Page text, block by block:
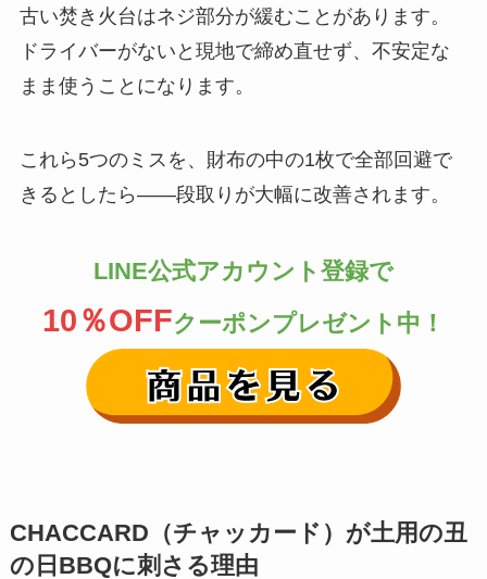
古い焚き火台はネジ部分が緩むことがあります。
ドライバーがないと現地で締め直せず、不安定な
まま使うことになります。
これら5つのミスを、財布の中の1枚で全部回避で
きるとしたら——段取りが大幅に改善されます。
LINE公式アカウント登録で
10％OFFクーポンプレゼント中！
CHACCARD（チャッカード）が土用の丑
の日BBQに刺さる理由